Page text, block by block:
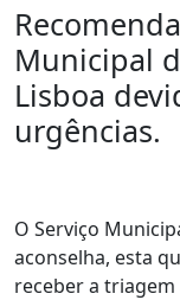
Municipal
Lisboa
urgências.
O Serviço
aconselha, esta
receber a triagem